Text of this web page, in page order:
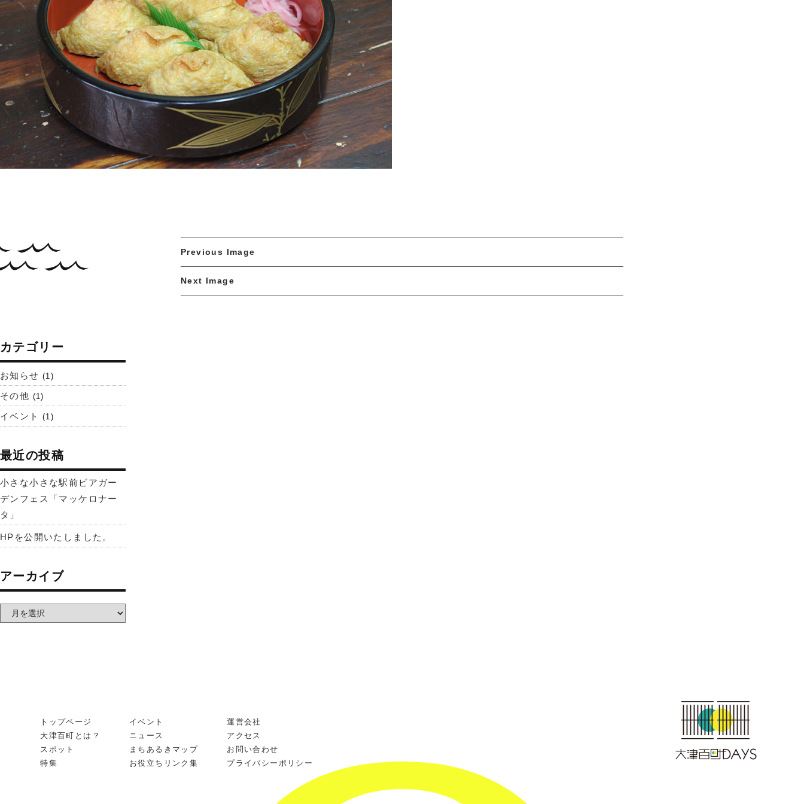
Previous Image
Next Image
カテゴリー
お知らせ (1)
その他 (1)
イベント (1)
最近の投稿
小さな小さな駅前ビアガー
デンフェス「マッケロナー
タ」
HPを公開いたしました。
アーカイブ
トップページ
大津百町とは？
スポット
特集
イベント
ニュース
まちあるきマップ
お役立ちリンク集
運営会社
アクセス
お問い合わせ
プライバシーポリシー